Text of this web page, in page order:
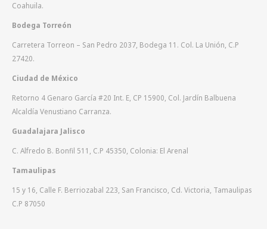
Coahuila.
Bodega Torreón
Carretera Torreon – San Pedro 2037, Bodega 11. Col. La Unión, C.P
27420.
Ciudad de México
Retorno 4 Genaro García #20 Int. E, CP 15900, Col. Jardín Balbuena
Alcaldía Venustiano Carranza.
Guadalajara Jalisco
C. Alfredo B. Bonfil 511, C.P 45350, Colonia: El Arenal
Tamaulipas
15 y 16, Calle F. Berriozabal 223, San Francisco, Cd. Victoria, Tamaulipas
C.P 87050